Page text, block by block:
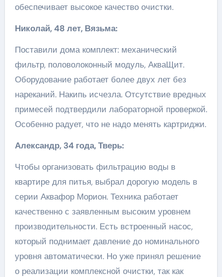
обеспечивает высокое качество очистки.
Николай, 48 лет, Вязьма:
Поставили дома комплект: механический
фильтр, половолоконный модуль, АкваЩит.
Оборудование работает более двух лет без
нареканий. Накипь исчезла. Отсутствие вредных
примесей подтвердили лабораторной проверкой.
Особенно радует, что не надо менять картриджи.
Александр, 34 года, Тверь:
Чтобы организовать фильтрацию воды в
квартире для питья, выбрал дорогую модель в
серии Аквафор Морион. Техника работает
качественно с заявленным высоким уровнем
производительности. Есть встроенный насос,
который поднимает давление до номинального
уровня автоматически. Но уже принял решение
о реализации комплексной очистки, так как